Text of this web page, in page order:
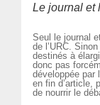
Le journal et
Seul le journal
de l’URC.
destinés à
donc pas
développée par
en fin d’article,
de nourrir le